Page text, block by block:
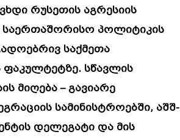
რუსეთის აგრესიის
საერთაშორისო პოლიტიკის
საქმეთა
ფაკულტეტზე. სწავლის
მიღება – გავიარე
სამინისტროებში, აშშ-
დელეგატი და მის